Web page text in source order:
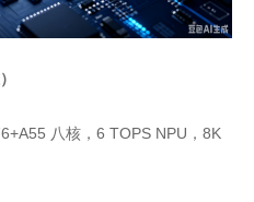
八核，6 TOPS NPU，8K